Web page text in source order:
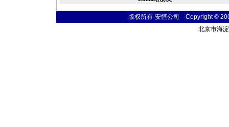
版权所有·安恒公司 Copyright ©
北京市海